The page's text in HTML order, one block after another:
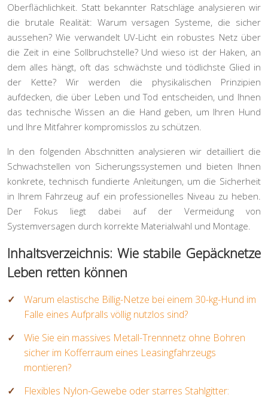
Oberflächlichkeit. Statt bekannter Ratschläge analysieren wir
die brutale Realität: Warum versagen Systeme, die sicher
aussehen? Wie verwandelt UV-Licht ein robustes Netz über
die Zeit in eine Sollbruchstelle? Und wieso ist der Haken, an
dem alles hängt, oft das schwächste und tödlichste Glied in
der Kette? Wir werden die physikalischen Prinzipien
aufdecken, die über Leben und Tod entscheiden, und Ihnen
das technische Wissen an die Hand geben, um Ihren Hund
und Ihre Mitfahrer kompromisslos zu schützen.
In den folgenden Abschnitten analysieren wir detailliert die
Schwachstellen von Sicherungssystemen und bieten Ihnen
konkrete, technisch fundierte Anleitungen, um die Sicherheit
in Ihrem Fahrzeug auf ein professionelles Niveau zu heben.
Der Fokus liegt dabei auf der Vermeidung von
Systemversagen durch korrekte Materialwahl und Montage.
Inhaltsverzeichnis: Wie stabile Gepäcknetze
Leben retten können
Warum elastische Billig-Netze bei einem 30-kg-Hund im
Falle eines Aufpralls völlig nutzlos sind?
Wie Sie ein massives Metall-Trennnetz ohne Bohren
sicher im Kofferraum eines Leasingfahrzeugs
montieren?
Flexibles Nylon-Gewebe oder starres Stahlgitter: